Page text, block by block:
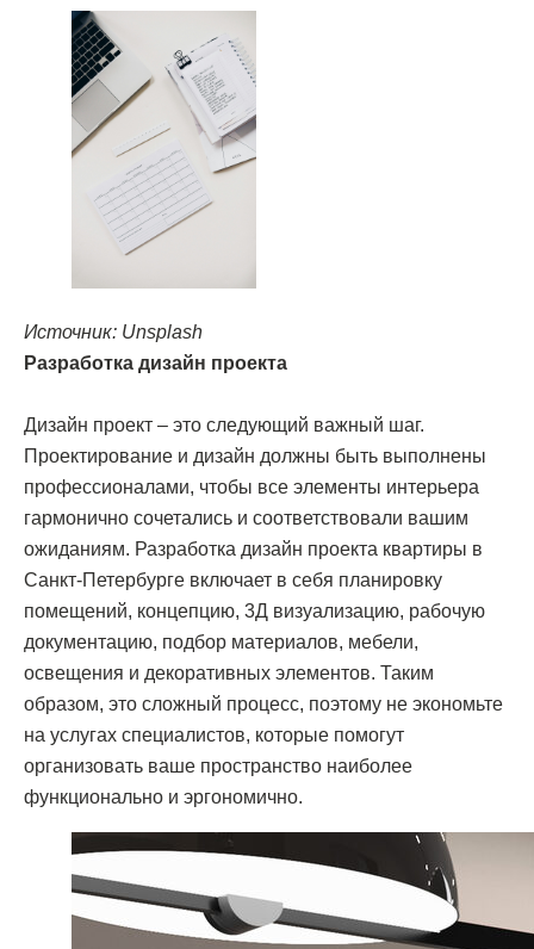
Источник: Unsplash
Разработка дизайн проекта
Дизайн проект – это следующий важный шаг.
Проектирование и дизайн должны быть выполнены
профессионалами, чтобы все элементы интерьера
гармонично сочетались и соответствовали вашим
ожиданиям. Разработка дизайн проекта квартиры в
Санкт-Петербурге включает в себя планировку
помещений, концепцию, 3Д визуализацию, рабочую
документацию, подбор материалов, мебели,
освещения и декоративных элементов. Таким
образом, это сложный процесс, поэтому не экономьте
на услугах специалистов, которые помогут
организовать ваше пространство наиболее
функционально и эргономично.